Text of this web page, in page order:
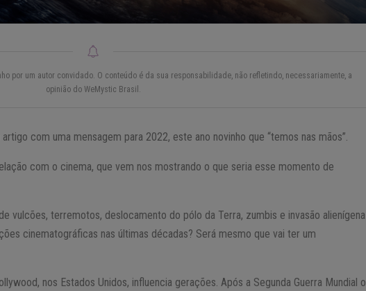
por um autor convidado. O conteúdo é da sua responsabilidade, não refletindo, necessariamente, a
opinião do WeMystic Brasil.
com uma mensagem para 2022, este ano novinho que “temos nas mãos”.
com o cinema, que vem nos mostrando o que seria esse momento de
vulcões, terremotos, deslocamento do pólo da Terra, zumbis e invasão alienígena
cinematográficas nas últimas décadas? Será mesmo que vai ter um
nos Estados Unidos, influencia gerações. Após a Segunda Guerra Mundial o